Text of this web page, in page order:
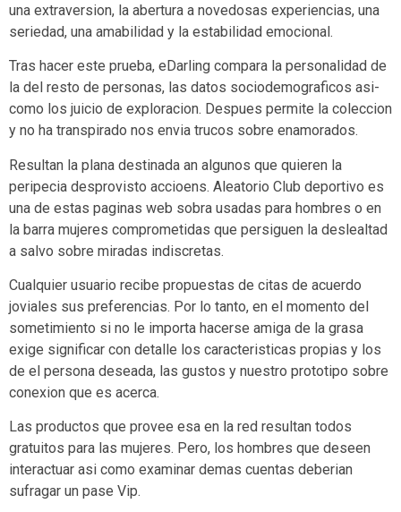
una extraversion, la abertura a novedosas experiencias, una
seriedad, una amabilidad y la estabilidad emocional.
Tras hacer este prueba, eDarling compara la personalidad de
la del resto de personas, las datos sociodemograficos asi­
como los juicio de exploracion. Despues permite la coleccion
y no ha transpirado nos envia trucos sobre enamorados.
Resultan la plana destinada an algunos que quieren la
peripecia desprovisto accioens. Aleatorio Club deportivo es
una de estas paginas web sobra usadas para hombres o en
la barra mujeres comprometidas que persiguen la deslealtad
a salvo sobre miradas indiscretas.
Cualquier usuario recibe propuestas de citas de acuerdo
joviales sus preferencias. Por lo tanto, en el momento del
sometimiento si no le importa hacerse amiga de la grasa
exige significar con detalle los caracteristicas propias y los
de el persona deseada, las gustos y nuestro prototipo sobre
conexion que es acerca.
Las productos que provee esa en la red resultan todos
gratuitos para las mujeres. Pero, los hombres que deseen
interactuar asi­ como examinar demas cuentas deberian
sufragar un pase Vip.